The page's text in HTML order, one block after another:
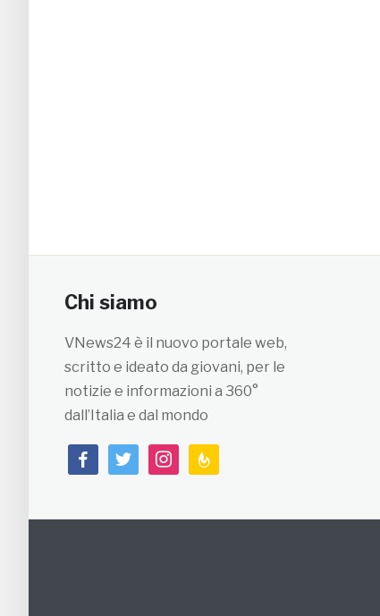
Chi siamo
VNews24 è il nuovo portale web,
scritto e ideato da giovani, per le
notizie e informazioni a 360°
dall’Italia e dal mondo
facebooktwitterinstagramfeedburner